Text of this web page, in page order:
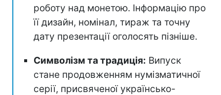
роботу над монетою. Інформацію про
її дизайн, номінал, тираж та точну
дату презентації оголосять пізніше.
Символізм та традиція: Випуск
стане продовженням нумізматичної
серії, присвяченої українсько-